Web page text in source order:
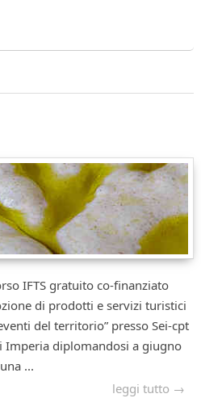
IFTS gratuito co-finanziato
di prodotti e servizi turistici
del territorio” presso Sei-cpt
Imperia diplomandosi a giugno
...
leggi tutto →